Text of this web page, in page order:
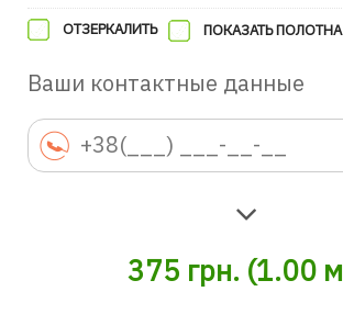
ОТЗЕРКАЛИТЬ ПОКАЗАТЬ ПОЛОТНА
Ваши контактные данные
375 грн. (1.00м